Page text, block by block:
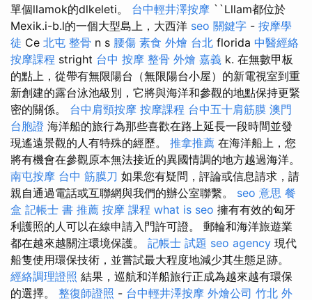
單個llamok的dlkeleti。 台中輕井澤按摩 ``Lllam都位於
Mexik.i-b.l的一個大型島上，大西洋 seo 關鍵字 - 按摩學
徒 Ce 北屯 整骨 n s 腰傷 素食 外燴 台北 florida 中醫經絡
按摩課程 stright 台中 按摩 整骨 外燴 嘉義 k. 在無數甲板
的點上，從帶有無限陽台（無限陽台小屋）的新電視室到重
新創建的露台泳池級別，它將與海洋和參觀的地點保持更緊
密的關係。 台中肩頸按摩 按摩課程 台中五十肩筋膜 澳門
台胞證 海洋船的旅行為那些喜歡在路上延長一段時間並發
現遙遠景觀的人有特殊的經歷。 推拿推薦 在海洋船上，您
將有機會在參觀原本無法接近的異國情調的地方越過海洋。
南屯按摩 台中 筋膜刀 如果您有疑問，評論或信息請求，請
親自通過電話或互聯網與我們的辦公室聯繫。 seo 意思 餐
盒 記帳士 書 推薦 按摩 課程 what is seo 擁有有效的匈牙
利護照的人可以在線申請入門許可證。 郵輪和海洋旅遊業
都在越來越關注環境保護。 記帳士 試題 seo agency 現代
船隻使用環保技術，並嘗試最大程度地減少其生態足跡。
經絡調理證照 結果，巡航和洋船旅行正成為越來越有環保
的選擇。 整復師證照 - 台中輕井澤按摩 外燴公司 竹北 外